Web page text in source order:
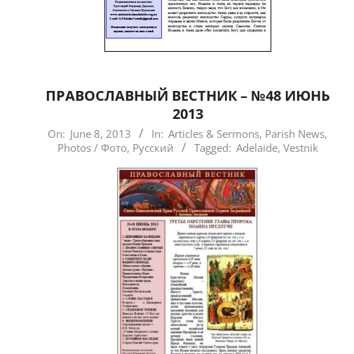
ПРАВОСЛАВНЫЙ ВЕСТНИК – №48 ИЮНЬ
2013
2013-
On: June 8, 2013 In: Articles & Sermons, Parish News,
Photos / Фото, Русский Tagged: Adelaide, Vestnik